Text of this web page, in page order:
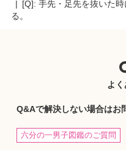
[Q]: 手先・足先を抜いた
る。
よ
Q&Aで解決しない場合はお
六分の一男子図鑑のご質問